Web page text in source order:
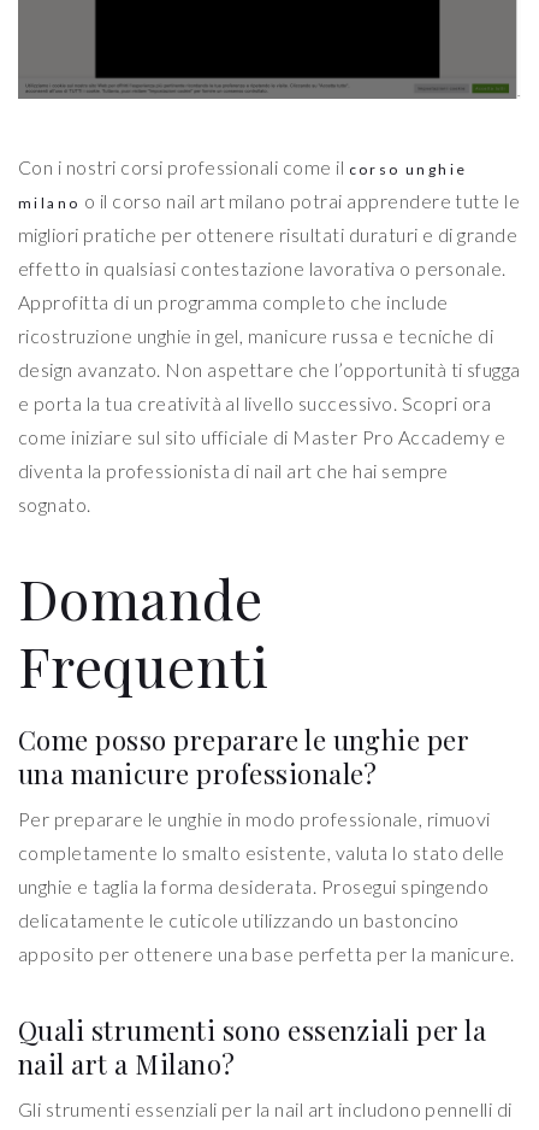
Con i nostri corsi professionali come il corso unghie
milano o il corso nail art milano potrai apprendere tutte le
migliori pratiche per ottenere risultati duraturi e di grande
effetto in qualsiasi contestazione lavorativa o personale.
Approfitta di un programma completo che include
ricostruzione unghie in gel, manicure russa e tecniche di
design avanzato. Non aspettare che l’opportunità ti sfugga
e porta la tua creatività al livello successivo. Scopri ora
come iniziare sul sito ufficiale di Master Pro Accademy e
diventa la professionista di nail art che hai sempre
sognato.
Domande
Frequenti
Come posso preparare le unghie per
una manicure professionale?
Per preparare le unghie in modo professionale, rimuovi
completamente lo smalto esistente, valuta lo stato delle
unghie e taglia la forma desiderata. Prosegui spingendo
delicatamente le cuticole utilizzando un bastoncino
apposito per ottenere una base perfetta per la manicure.
Quali strumenti sono essenziali per la
nail art a Milano?
Gli strumenti essenziali per la nail art includono pennelli di